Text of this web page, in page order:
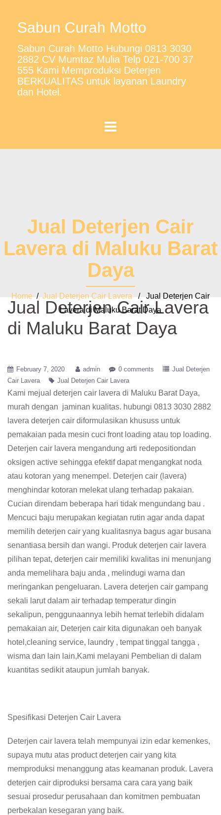
Sabun Curah Motto
Sabun Curah Motto Hubungi 0813 3030
2882 CV Mumtaz Mulia Telp 021-700 37
555 Kami Memproduksi Deterjen
BERKUALITAS untuk layanan Laundry
dan Hotel.
Jual Deterjen Cair
Lavera di Maluku Barat
Daya
Home / Jual Deterjen Cair Lavera / Jual Deterjen Cair
Lavera di Maluku Barat Daya
Jual Deterjen Cair Lavera
di Maluku Barat Daya
February 7, 2020 admin 0 comments
Jual Deterjen
Cair Lavera
Jual Deterjen Cair Lavera
Kami mejual deterjen cair lavera di Maluku Barat Daya,
murah dengan jaminan kualitas. hubungi 0813 3030 2882
lavera deterjen cair diformulasikan khususs untuk
pemakaian pada mesin cuci front loading atau top loading.
Deterjen cair lavera mengandung arti redepositiondan
oksigen active sehingga efektif dapat mengangkat noda
atau kotoran yang menempel. Deterjen cair (lavera)
menghindar kotoran melekat ulang terhadap pakaian.
Cucian direndam beberapa hari tidak mengundang bau .
Mencuci baju merupakan kegiatan rutin agar anda dapat
memilih deterjen cair yang kualitasnya bagus agar busana
senantiasa bersih dan wangi. Produk deterjen cair lavera
pilihan tepat, deterjen cair memiliki kwalitas ini menunjang
anda memelihara baju anda , melindugi warna dan
meringankan pengeluaran. Lavera deterjen cair gampang
sekali larut dalam air terhadap temperatur dingin
sekalipun, penggunaannya lebih hemat terlebih didalam
pemakaian air, Deterjen cair kita digunakan oeh banyak
hotel,cleaning service, laundry , tempat tinggal tangga ,
wisma dan lain lain,Kami melayani Pembelian di dalam
kuantitas sedikit ataupun jumlah banyak.
Spesifikasi Deterjen Cair Lavera
Deterjen cair lavera telah mempunyai izin edar kemenkes,
supaya mutu atas product deterjen cair yang kita
memproduksi menanggung atas keamanan produk. Lavera
deterjen cair diproduksi bersama cara cara yang baik
sesuai prosedur perusahaan dan komitmen pembuatan
perbekalan kesegaran yang baik.